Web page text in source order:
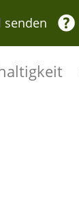
senden